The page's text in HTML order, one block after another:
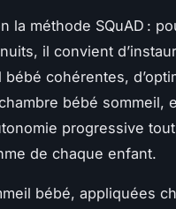
la méthode SQuAD :
il convient
cohérentes,
bébé sommeil,
progressive
de chaque enfant.
bébé, appliquées